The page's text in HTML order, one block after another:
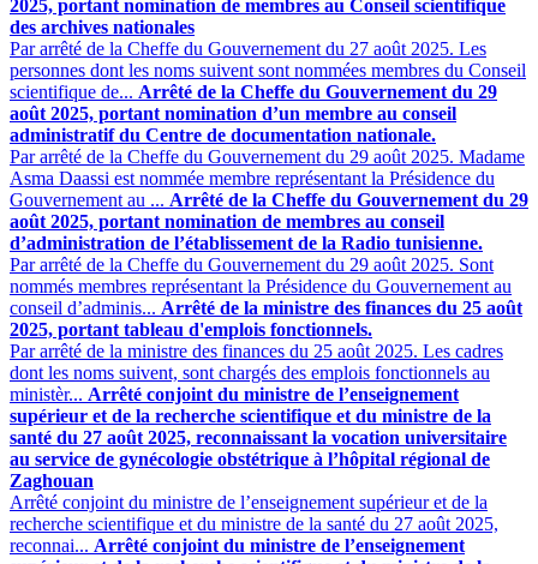
2025, portant nomination de membres au Conseil scientifique
des archives nationales
Par arrêté de la Cheffe du Gouvernement du 27 août 2025. Les
personnes dont les noms suivent sont nommées membres du Conseil
scientifique de... Arrêté de la Cheffe du Gouvernement du 29
août 2025, portant nomination d’un membre au conseil
administratif du Centre de documentation nationale.
Par arrêté de la Cheffe du Gouvernement du 29 août 2025. Madame
Asma Daassi est nommée membre représentant la Présidence du
Gouvernement au ... Arrêté de la Cheffe du Gouvernement du 29
août 2025, portant nomination de membres au conseil
d’administration de l’établissement de la Radio tunisienne.
Par arrêté de la Cheffe du Gouvernement du 29 août 2025. Sont
nommés membres représentant la Présidence du Gouvernement au
conseil d’adminis... Arrêté de la ministre des finances du 25 août
2025, portant tableau d'emplois fonctionnels.
Par arrêté de la ministre des finances du 25 août 2025. Les cadres
dont les noms suivent, sont chargés des emplois fonctionnels ‎au
ministèr... Arrêté conjoint du ministre de l’enseignement
supérieur et de la recherche scientifique et du ministre de la
santé du 27 août 2025, reconnaissant la vocation universitaire
au service de gynécologie obstétrique à l’hôpital régional de
Zaghouan
Arrêté conjoint du ministre de l’enseignement supérieur et de la
recherche scientifique et du ministre de la santé du 27 août 2025,
reconnai... Arrêté conjoint du ministre de l’enseignement